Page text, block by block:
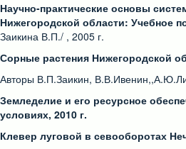
Научно-практические основы
Нижегородской области: Учебное
Заикина В.П./ , 2005 г.
Сорные растения Нижегородской
Авторы В.П.Заикин,
Земледелие и его ресурсное
условиях, 2010 г.
Клевер луговой в севооборотах